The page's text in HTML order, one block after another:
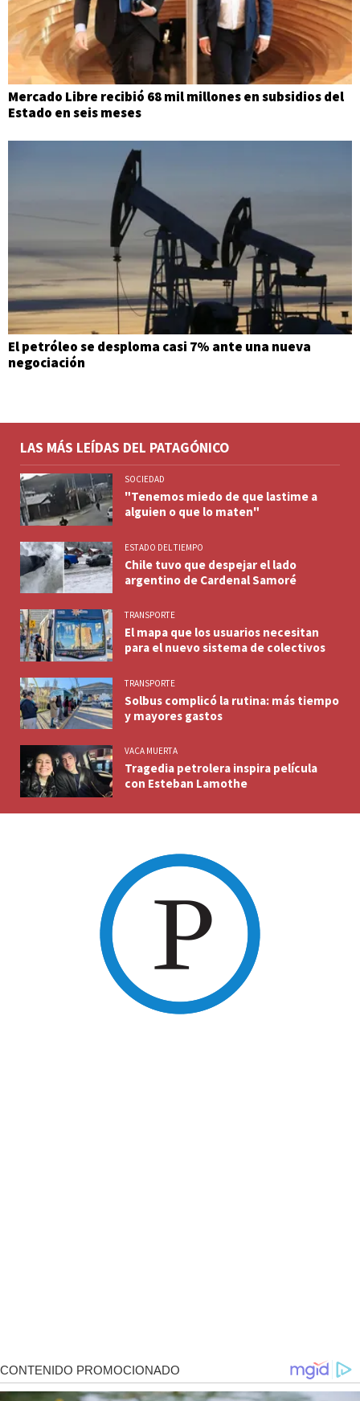
Mercado Libre recibió 68 mil millones en subsidios del
Estado en seis meses
El petróleo se desploma casi 7% ante una nueva
negociación
LAS MÁS LEÍDAS DEL PATAGÓNICO
SOCIEDAD
"Tenemos miedo de que lastime a
alguien o que lo maten"
ESTADO DEL TIEMPO
Chile tuvo que despejar el lado
argentino de Cardenal Samoré
TRANSPORTE
El mapa que los usuarios necesitan
para el nuevo sistema de colectivos
TRANSPORTE
Solbus complicó la rutina: más tiempo
y mayores gastos
VACA MUERTA
Tragedia petrolera inspira película
con Esteban Lamothe